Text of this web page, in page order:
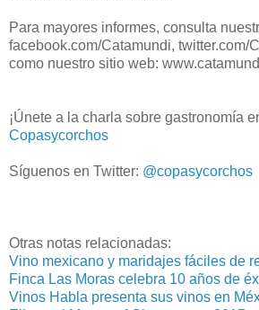
Para mayores informes, consulta
facebook.com/Catamundi, twitter.com/
como nuestro sitio web:
¡Únete a la charla sobre gastronomía
Copasycorchos
Síguenos en Twitter: @copasycorchos
Otras notas relacionadas:
Vino mexicano y maridajes fáciles de
Finca Las Moras celebra 10 años de
Vinos Habla presenta sus vinos en